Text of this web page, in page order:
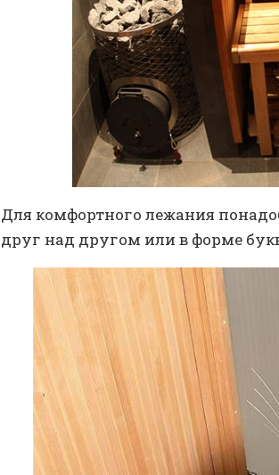
Для комфортного лежания
друг над другом или в форме